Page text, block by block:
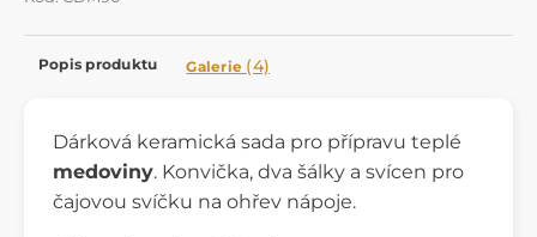
Popis produktu Galerie (4)
Dárková keramická sada pro přípravu teplé
medoviny. Konvička, dva šálky a svícen pro
čajovou svíčku na ohřev nápoje.